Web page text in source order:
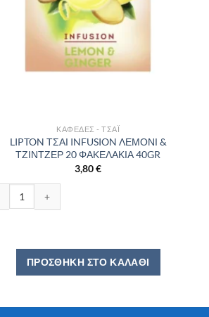
ΚΑΦΈΔΕΣ - ΤΣΆΙ
LIPTON ΤΣΑΙ INFUSION ΛΕΜΟΝΙ &
ΤΖΙΝΤΖΕΡ 20 ΦΑΚΕΛΑΚΙΑ 40GR
3,80€
ΠΡΟΣΘΉΚΗ ΣΤΟ ΚΑΛΆΘΙ